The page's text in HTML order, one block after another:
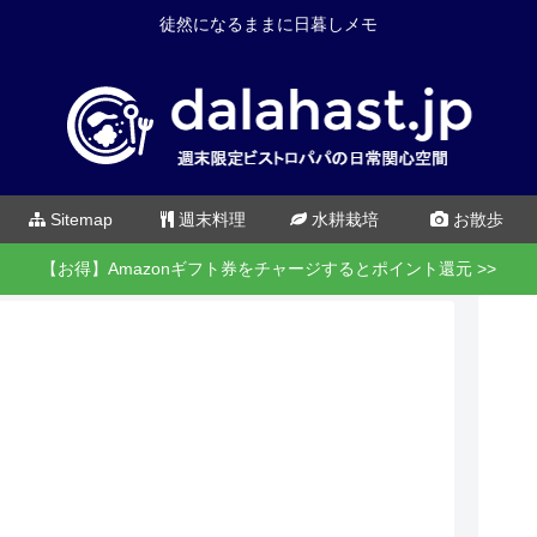
徒然になるままに日暮しメモ
Sitemap 週末料理 水耕栽培 お散歩
【お得】Amazonギフト券をチャージするとポイント還元 >>